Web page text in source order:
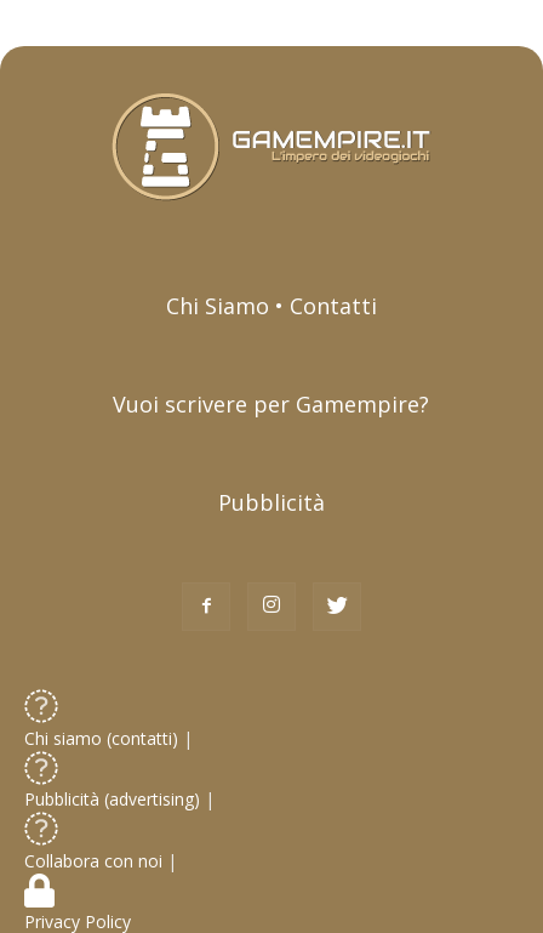
Chi Siamo • Contatti
Vuoi scrivere per Gamempire?
Pubblicità
Chi siamo (contatti) |
Pubblicità (advertising) |
Collabora con noi |
Privacy Policy